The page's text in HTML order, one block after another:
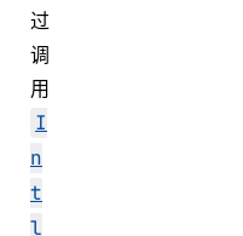
过
调
用
I
n
t
l